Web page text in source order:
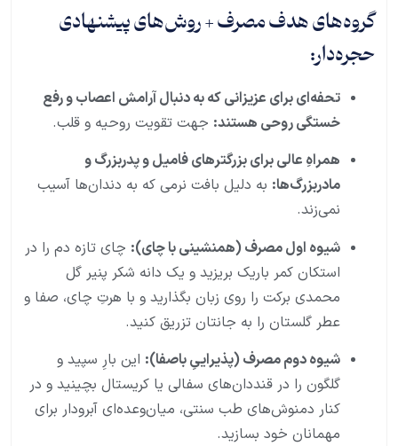
گروه‌های هدف مصرف + روش‌های پیشنهادی
حجره‌دار:
تحفه‌ای برای عزیزانی که به دنبال آرامش اعصاب و رفع
خستگی روحی هستند: جهت تقویت روحیه و قلب.
همراهِ عالی برای بزرگترهای فامیل و پدربزرگ و
مادربزرگ‌ها: به دلیل بافت نرمی که به دندان‌ها آسیب
نمی‌زند.
شیوه اول مصرف (همنشینی با چای): چای تازه دم را در
استکان کمر باریک بریزید و یک دانه شکر پنیر گل
محمدی برکت را روی زبان بگذارید و با هرتِ چای، صفا و
عطر گلستان را به جانتان تزریق کنید.
شیوه دوم مصرف (پذیراییِ باصفا): این بارِ سپید و
گلگون را در قنددان‌های سفالی یا کریستال بچینید و در
کنار دمنوش‌های طب سنتی، میان‌وعده‌ای آبرودار برای
مهمانان خود بسازید.